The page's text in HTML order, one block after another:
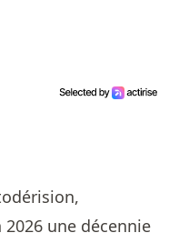
une décennie